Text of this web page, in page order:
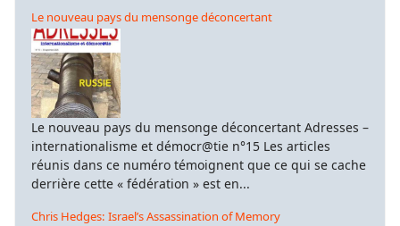
Le nouveau pays du mensonge déconcertant
Le nouveau pays du mensonge déconcertant Adresses –
internationalisme et démocr@tie n°15 Les articles
réunis dans ce numéro témoignent que ce qui se cache
derrière cette « fédération » est en...
Chris Hedges: Israel’s Assassination of Memory